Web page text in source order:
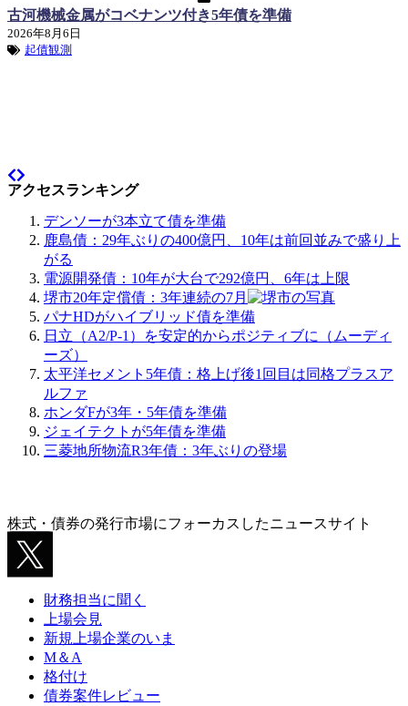
古河機械金属がコベナンツ付き5年債を準備
2026年8月6日
起債観測
アクセスランキング
デンソーが3本立て債を準備
鹿島債：29年ぶりの400億円、10年は前回並みで盛り上
がる
電源開発債：10年が大台で292億円、6年は上限
堺市20年定償債：3年連続の7月
パナHDがハイブリッド債を準備
日立（A2/P-1）を安定的からポジティブに（ムーディ
ーズ）
太平洋セメント5年債：格上げ後1回目は同格プラスア
ルファ
ホンダFが3年・5年債を準備
ジェイテクトが5年債を準備
三菱地所物流R3年債：3年ぶりの登場
株式・債券の発行市場にフォーカスしたニュースサイト
財務担当に聞く
上場会見
新規上場企業のいま
M＆A
格付け
債券案件レビュー